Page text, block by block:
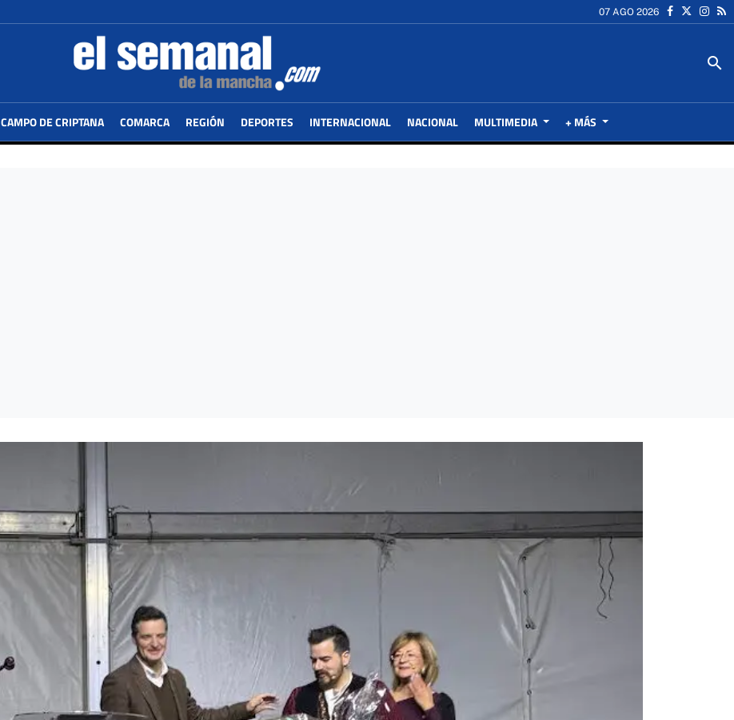
07 AGO 2026
search
CAMPO DE CRIPTANA COMARCA REGIÓN DEPORTES INTERNACIONAL NACIONAL MULTIMEDIA + MÁS